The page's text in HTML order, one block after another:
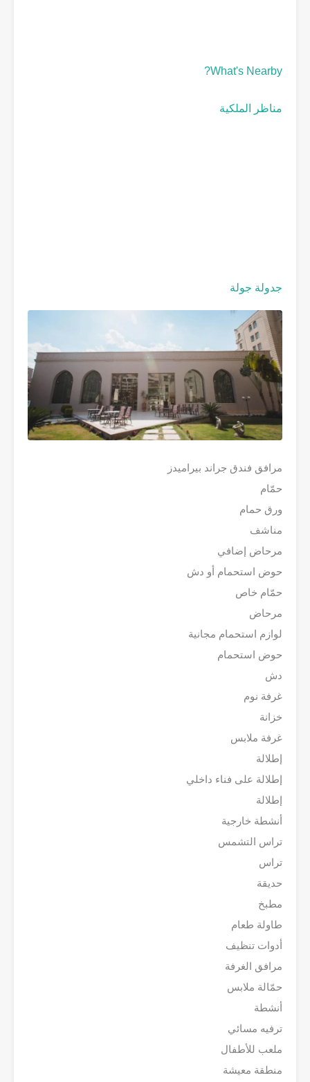
What's Nearby?
مناظر الملكية
جدولة جولة
مرافق فندق جراند بيراميدز
حمّام
ورق حمام
مناشف
مرحاض إضافي
حوض استحمام أو دش
حمّام خاص
مرحاض
لوازم استحمام مجانية
حوض استحمام
دش
غرفة نوم
خزانة
غرفة ملابس
إطلالة
إطلالة على فناء داخلي
إطلالة
أنشطة خارجية
تراس التشمس
تراس
حديقة
مطبخ
طاولة طعام
أدوات تنظيف
مرافق الغرفة
حمّالة ملابس
أنشطة
ترفيه مسائي
ملعب للأطفال
منطقة معيشة